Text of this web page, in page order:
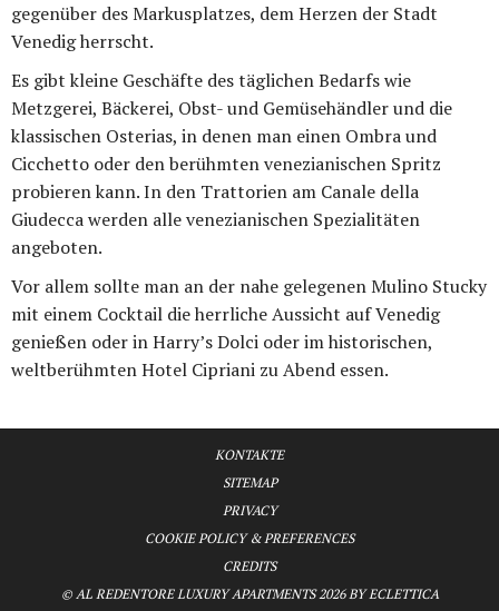
gegenüber des Markusplatzes, dem Herzen der Stadt
Venedig herrscht.
Es gibt kleine Geschäfte des täglichen Bedarfs wie
Metzgerei, Bäckerei, Obst- und Gemüsehändler und die
klassischen Osterias, in denen man einen Ombra und
Cicchetto oder den berühmten venezianischen Spritz
probieren kann. In den Trattorien am Canale della
Giudecca werden alle venezianischen Spezialitäten
angeboten.
Vor allem sollte man an der nahe gelegenen Mulino Stucky
mit einem Cocktail die herrliche Aussicht auf Venedig
genießen oder in Harry’s Dolci oder im historischen,
weltberühmten Hotel Cipriani zu Abend essen.
KONTAKTE
SITEMAP
PRIVACY
COOKIE POLICY & PREFERENCES
CREDITS
© AL REDENTORE LUXURY APARTMENTS 2026 BY ECLETTICA